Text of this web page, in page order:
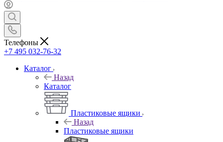
Телефоны
+7 495 032-76-32
Каталог
Назад
Каталог
Пластиковые ящики
Назад
Пластиковые ящики